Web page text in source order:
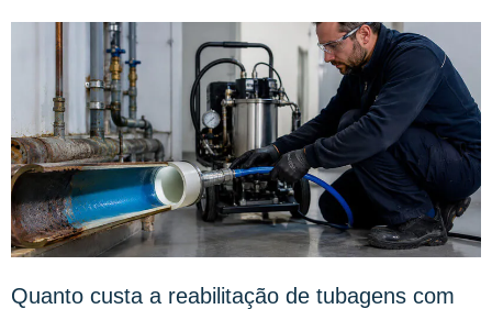
Quanto custa a reabilitação de tubagens com